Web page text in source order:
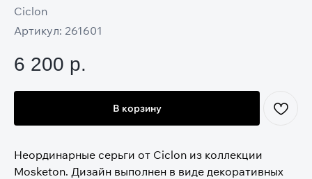
Ciclon
Артикул: 261601
6 200 р.
В корзину
Неординарные серьги от Ciclon из коллекции
Mosketon. Дизайн выполнен в виде декоративных